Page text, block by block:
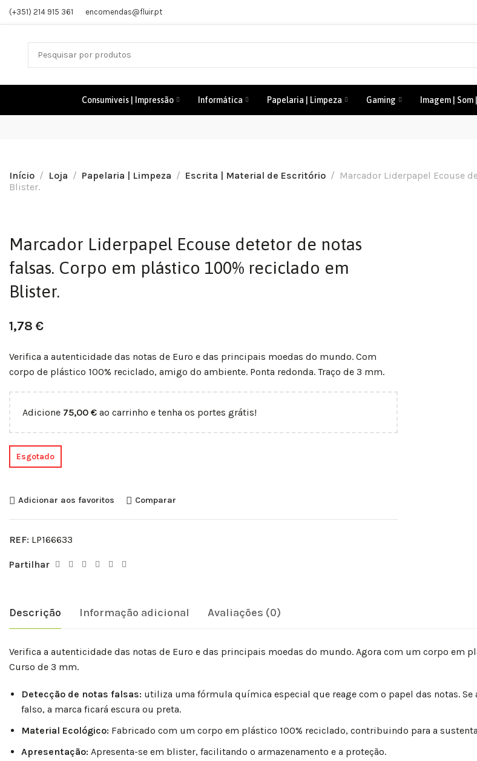
(+351) 214 915 361 encomendas@fluir.pt
Consumiveis | Impressão Informática Papelaria | Limpeza Gaming Imagem | Som
Início Loja Papelaria | Limpeza Escrita | Material de Escritório
Marcador Liderpapel Ecouse
Blister.
Marcador Liderpapel Ecouse detetor de notas
falsas. Corpo em plástico 100% reciclado em
Blister.
1,78 €
Verifica a autenticidade das notas de Euro e das principais moedas do mundo. Com
corpo de plástico 100% reciclado, amigo do ambiente. Ponta redonda. Traço de 3 mm.
Adicione 75,00 € ao carrinho e tenha os portes grátis!
Esgotado
Adicionar aos favoritos Comparar
REF: LP166633
Partilhar
Descrição Informação adicional Avaliações (0)
Verifica a autenticidade das notas de Euro e das principais moedas do mundo. Agora com um corpo em
Curso de 3 mm.
Detecção de notas falsas: utiliza uma fórmula química especial que reage com o papel das notas.
falso, a marca ficará escura ou preta.
Material Ecológico: Fabricado com um corpo em plástico 100% reciclado, contribuindo para a
Apresentação: Apresenta-se em blister, facilitando o armazenamento e a proteção.